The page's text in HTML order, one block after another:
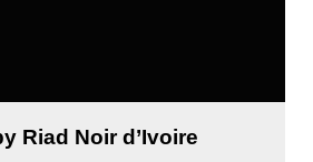
Riad Noir d’Ivoire